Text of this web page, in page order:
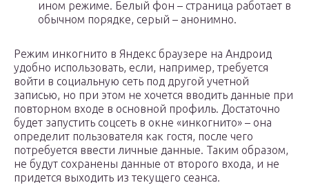
ином режиме. Белый фон – страница работает в
обычном порядке, серый – анонимно.
Режим инкогнито в Яндекс браузере на Андроид
удобно использовать, если, например, требуется
войти в социальную сеть под другой учетной
записью, но при этом не хочется вводить данные при
повторном входе в основной профиль. Достаточно
будет запустить соцсеть в окне «инкогнито» – она
определит пользователя как гостя, после чего
потребуется ввести личные данные. Таким образом,
не будут сохранены данные от второго входа, и не
придется выходить из текущего сеанса.